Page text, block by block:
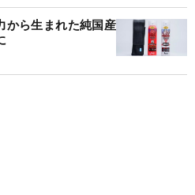
から生まれた純国産